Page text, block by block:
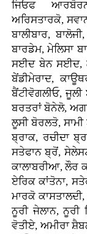
ਜਿਓਫ
ਅਰਿਸਤਾਰਕੋ,
ਬਾਲੀਬਾਰ,
ਬਾਰਡੇਮ, ਮੇਲਿਸਾ
ਸਈਦ ਬੇਨ ਸਈਦ,
ਬੇਂਡੀਮੇਰਾਦ,
ਬੈਂਟੀਵੋਗਲੀਓ,
ਬਰਤਰਾਂ ਬੋਨੇਲੋ,
ਲੂਸੀ ਬੋਰਲਤੋ,
ਬ੍ਰਾਕ, ਰਚੀਦਾ
ਸਤੇਫਾਨ ਬ੍ਰੋਂ,
ਕਾਲਾਬਰੀਆ, ਲੌਰ
ਏਰਿਕ ਕਾਂਤੋਨਾ,
ਮਾਰਕੋ
ਨੂਰੀ ਜੇਲਾਨ, ਨੂਰੀ
ਵੋਤੀਏ, ਅਮੀਰਾ